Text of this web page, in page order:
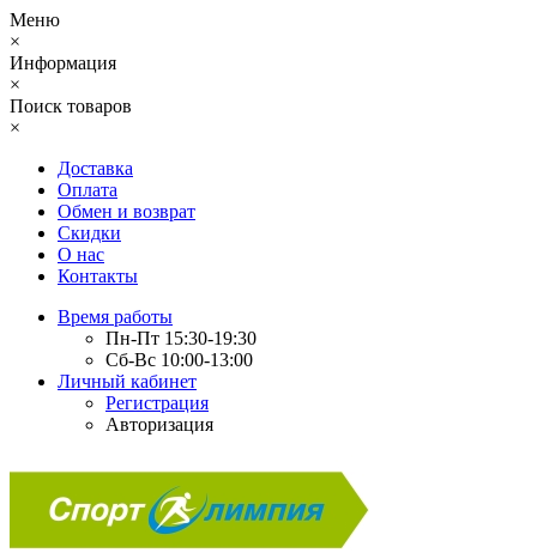
Меню
×
Информация
×
Поиск товаров
×
Доставка
Оплата
Обмен и возврат
Скидки
О нас
Контакты
Время работы
Пн-Пт 15:30-19:30
Сб-Вс 10:00-13:00
Личный кабинет
Регистрация
Авторизация